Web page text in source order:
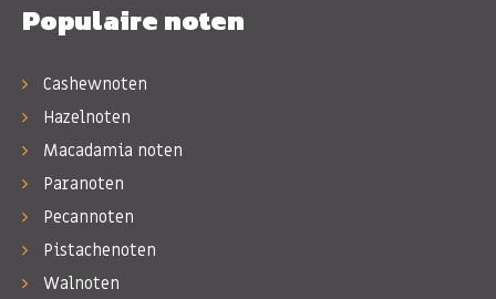
Populaire noten
Cashewnoten
Hazelnoten
Macadamia noten
Paranoten
Pecannoten
Pistachenoten
Walnoten